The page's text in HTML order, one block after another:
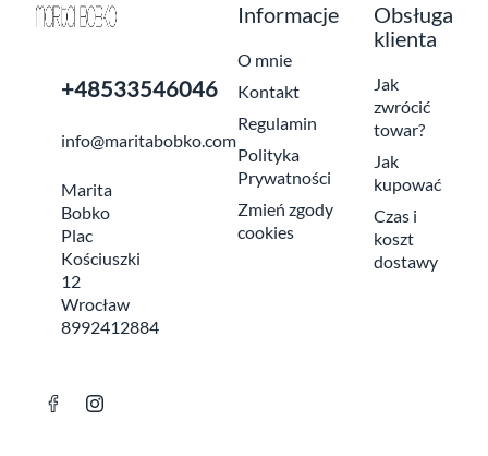
+48533546046
info@maritabobko.com
Marita
Bobko
Plac
Kościuszki
12
Wrocław
8992412884
Informacje
O mnie
Kontakt
Regulamin
Polityka
Prywatności
Zmień zgody
cookies
Obsługa
klienta
Jak
zwrócić
towar?
Jak
kupować
Czas i
koszt
dostawy